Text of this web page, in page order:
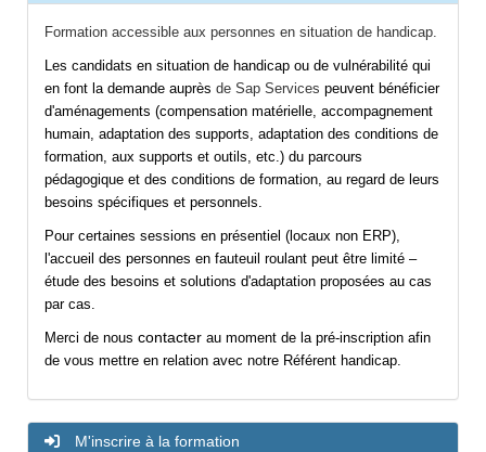
Formation accessible aux personnes en situation de handicap.
Les candidats en situation de handicap ou de vulnérabilité qui
en font la demande auprès de Sap Services peuvent bénéficier
d'aménagements (compensation matérielle, accompagnement
humain, adaptation des supports, adaptation des conditions de
formation, aux supports et outils, etc.) du parcours
pédagogique et des conditions de formation, au regard de leurs
besoins spécifiques et personnels.
Pour certaines sessions en présentiel (locaux non ERP),
l'accueil des personnes en fauteuil roulant peut être limité –
étude des besoins et solutions d'adaptation proposées au cas
par cas.
Merci de nous contacter au moment de la pré-inscription afin
de vous mettre en relation avec notre Référent handicap.
M'inscrire à la formation